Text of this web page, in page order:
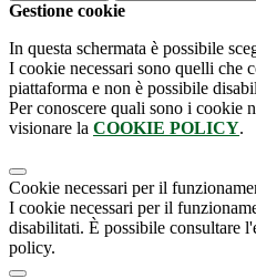
Gestione cookie
In questa schermata è possibile
I cookie necessari sono quelli che
piattaforma e non è possibile
Per conoscere quali sono i cookie
visionare la COOKIE POLICY.
Cookie necessari per il
I cookie necessari per il
disabilitati. È possibile consultare
policy.